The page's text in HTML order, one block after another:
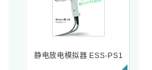
静电放电模拟器 ESS-PS1